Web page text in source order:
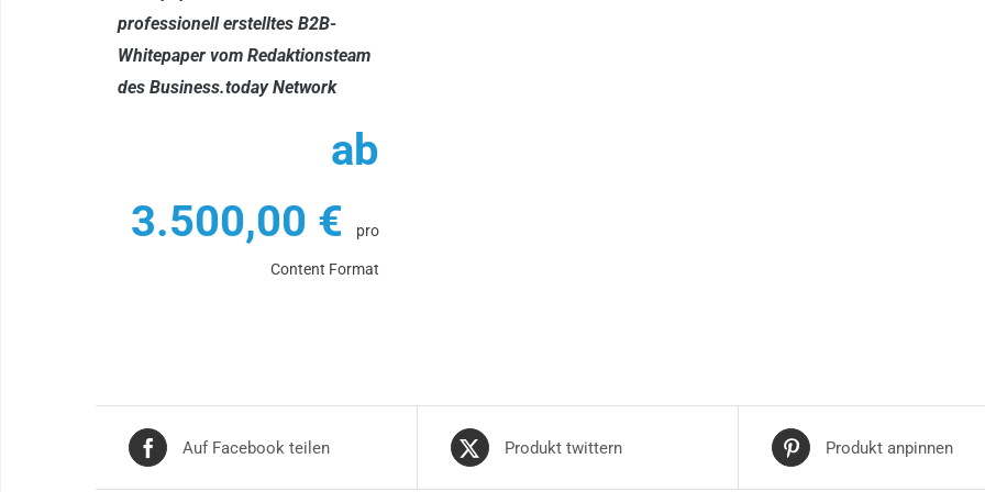
professionell erstelltes B2B-
Whitepaper vom Redaktionsteam
des Business.today Network
ab
3.500,00 € pro
Content Format
Auf Facebook teilen Produkt twittern Produkt anpinnen